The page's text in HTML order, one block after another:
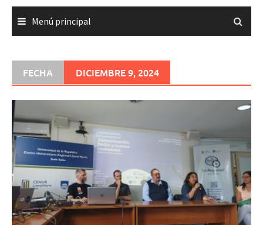
Menú principal
FECHA DICIEMBRE 9, 2024